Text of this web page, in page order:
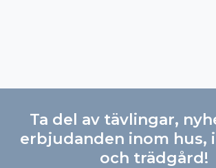
Ta del av tävlingar,
erbjudanden inom hus,
och trädgård!